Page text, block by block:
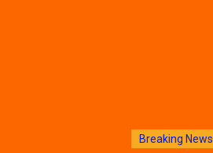
Breaking News